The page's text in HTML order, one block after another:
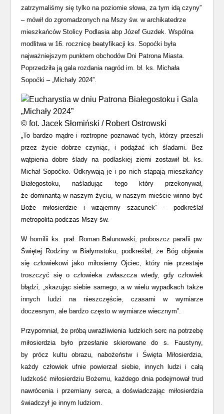
zatrzymaliśmy się tylko na poziomie słowa, za tym idą czyny”
– mówił do zgromadzonych na Mszy św. w archikatedrze
mieszkańców Stolicy Podlasia abp Józef Guzdek. Wspólna
modlitwa w 16. rocznicę beatyfikacji ks. Sopoćki była
najważniejszym punktem obchodów Dni Patrona Miasta.
Poprzedziła ją gala rozdania nagród im. bł. ks. Michała
Sopoćki – „Michały 2024”.
© fot. Jacek Słomiński / Robert Ostrowski
„To bardzo mądre i roztropne poznawać tych, którzy przeszli
przez życie dobrze czyniąc, i podążać ich śladami. Bez
wątpienia dobre ślady na podlaskiej ziemi zostawił bł. ks.
Michał Sopoćko. Odkrywają je i po nich stąpają mieszkańcy
Białegostoku, naśladując tego który przekonywał,
że dominantą w naszym życiu, w naszym mieście winno być
Boże miłosierdzie i wzajemny szacunek” – podkreślał
metropolita podczas Mszy św.
W homilii ks. prał. Roman Balunowski, proboszcz parafii pw.
Świętej Rodziny w Białymstoku, podkreślał, że Bóg objawia
się człowiekowi jako miłosierny Ojciec, który nie przestaje
troszczyć się o człowieka zwłaszcza wtedy, gdy człowiek
błądzi, „skazując siebie samego, a w wielu wypadkach także
innych ludzi na nieszczęście, czasami w wymiarze
doczesnym, ale bardzo często w wymiarze wiecznym”.
Przypomniał, że próbą uwrażliwienia ludzkich serc na potrzebę
miłosierdzia było przesłanie skierowane do s. Faustyny,
by prócz kultu obrazu, nabożeństw i Święta Miłosierdzia,
każdy człowiek ufnie powierzał siebie, innych ludzi i całą
ludzkość miłosierdziu Bożemu, każdego dnia podejmował trud
nawrócenia i przemiany serca, a doświadczając miłosierdzia
świadczył je innym ludziom.